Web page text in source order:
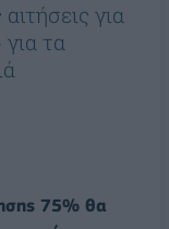
για
τα
75% θα